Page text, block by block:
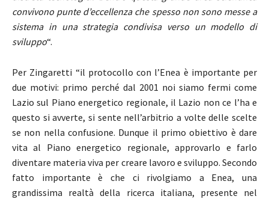
convivono punte d’eccellenza che spesso non sono messe a
sistema in una strategia condivisa verso un modello di
sviluppo“.
Per Zingaretti “il protocollo con l’Enea è importante per
due motivi: primo perché dal 2001 noi siamo fermi come
Lazio sul Piano energetico regionale, il Lazio non ce l’ha e
questo si avverte, si sente nell’arbitrio a volte delle scelte
se non nella confusione. Dunque il primo obiettivo è dare
vita al Piano energetico regionale, approvarlo e farlo
diventare materia viva per creare lavoro e sviluppo. Secondo
fatto importante è che ci rivolgiamo a Enea, una
grandissima realtà della ricerca italiana, presente nel